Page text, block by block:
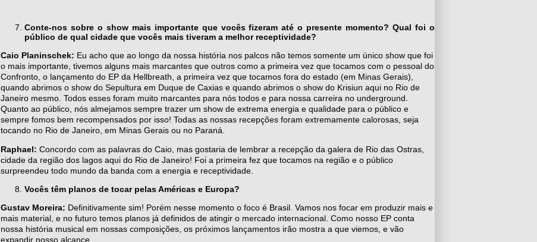
Conte-nos sobre o show mais importante que vocês fizeram até o presente momento? Qual foi o
público de qual cidade que vocês mais tiveram a melhor receptividade?
Caio Planinschek: Eu acho que ao longo da nossa história nos palcos não temos somente um único show que foi
o mais importante, tivemos alguns mais marcantes que outros como a primeira vez que tocamos com o pessoal do
Confronto, o lançamento do EP da Hellbreath, a primeira vez que tocamos fora do estado (em Minas Gerais),
quando abrimos o show do Sepultura em Duque de Caxias e quando abrimos o show do Krisiun aqui no Rio de
Janeiro mesmo. Todos esses foram muito marcantes para nós todos e para nossa carreira no underground.
Quanto ao público, nós almejamos sempre trazer um show de extrema energia e qualidade para o público e
sempre fomos bem recompensados por isso! Todas as nossas recepções foram extremamente calorosas, seja
tocando no Rio de Janeiro, em Minas Gerais ou no Paraná.
Raphael: Concordo com as palavras do Caio, mas gostaria de lembrar a recepção da galera de Rio das Ostras,
cidade da região dos lagos aqui do Rio de Janeiro! Foi a primeira fez que tocamos na região e o público
surpreendeu todo mundo da banda com a energia e receptividade.
Vocês têm planos de tocar pelas Américas e Europa?
Gustav Moreira: Definitivamente sim! Porém nesse momento o foco é Brasil. Vamos nos focar em produzir mais e
mais material, e no futuro temos planos já definidos de atingir o mercado internacional. Como nosso EP conta
nossa história musical em nossas composições, os próximos lançamentos irão mostra a que viemos, e vão
expandir nosso alcance.